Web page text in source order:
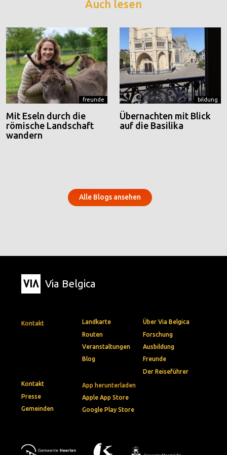
Auch lesen
freunde
Mit Eseln durch die
römische Landschaft
wandern
bildung
Übernachten mit Blick
auf die Basilika
Alle Blogs ansehen
Via Belgica
Kontakt
App herunterladen
Apple App Store
Google Play Store
Landkarte
Routen
Veranstaltungen
Blog
Über Via Belgica
Forschung
Ausbildung
Freunde
Der Reiseführer
Kontakt
Presse
Gemeinden